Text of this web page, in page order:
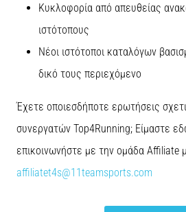
Κυκλοφορία από απευθείας
ιστότοπους
Νέοι ιστότοποι καταλόγων
δικό τους περιεχόμενο
Έχετε οποιεσδήποτε ερωτήσεις
συνεργατών Top4Running; Είμαστε
επικοινωνήστε με την ομάδα Affiliate
affiliatet4s@11teamsports.com